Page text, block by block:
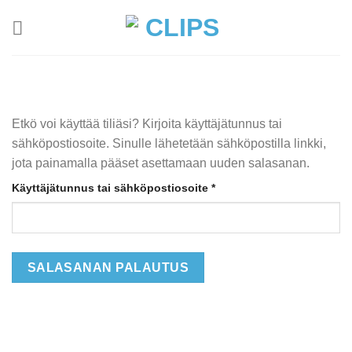
Etkö voi käyttää tiliäsi? Kirjoita käyttäjätunnus tai
sähköpostiosoite. Sinulle lähetetään sähköpostilla linkki,
jota painamalla pääset asettamaan uuden salasanan.
Käyttäjätunnus tai sähköpostiosoite *Vaaditaan
SALASANAN PALAUTUS